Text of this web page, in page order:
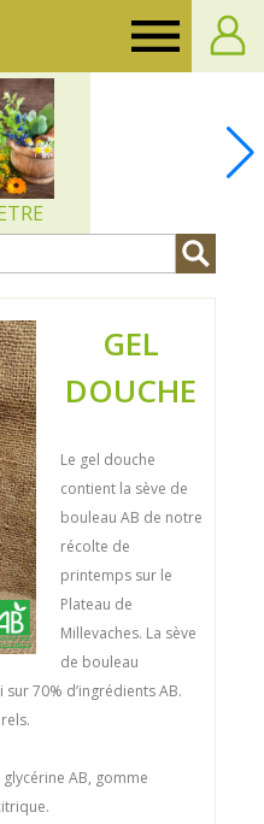
GEL
DOUCHE
Le gel douche
contient la sève de
bouleau AB de notre
récolte de
printemps sur le
Plateau de
Millevaches. La sève
de bouleau
70% d’ingrédients AB.
AB, gomme